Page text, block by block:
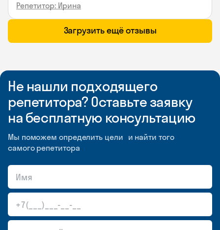
Репетитор: Ирина
Загрузить ещё отзывы
Не нашли подходящего
репетитора? Оставьте заявку
на бесплатную консультацию
Мы поможем определить цели и найти того
самого репетитора